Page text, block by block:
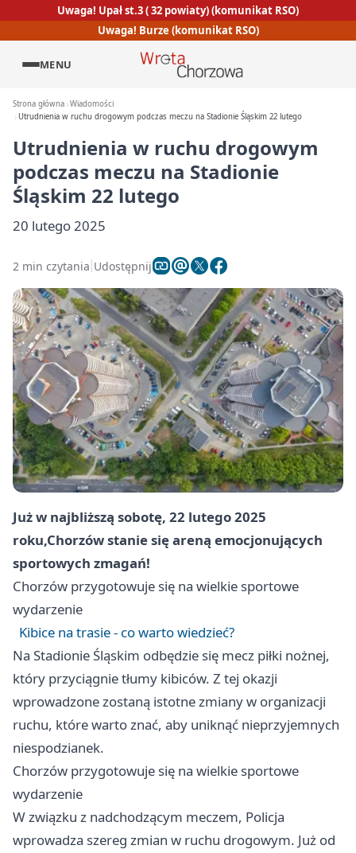
Uwaga! Upał st.3 ( 32 powiaty) (komunikat RSO)
Uwaga! Burze (komunikat RSO)
MENU
Strona główna Wiadomości
Utrudnienia w ruchu drogowym podczas meczu na Stadionie Śląskim 22 lutego
Utrudnienia w ruchu drogowym
podczas meczu na Stadionie
Śląskim 22 lutego
20 lutego 2025
2 min czytania Udostępnij
Już w najbliższą sobotę, 22 lutego 2025
roku,Chorzówstanie się areną emocjonujących
sportowych zmagań!
Chorzów przygotowuje się na wielkie sportowe
wydarzenie
Kibice na trasie - co warto wiedzieć?
Na Stadionie Śląskim odbędzie się mecz piłki nożnej,
który przyciągnie tłumy kibiców. Z tej okazji
wprowadzone zostaną istotne zmiany w organizacji
ruchu, które warto znać, aby uniknąć nieprzyjemnych
niespodzianek.
Chorzów przygotowuje się na wielkie sportowe
wydarzenie
W związku z nadchodzącym meczem, Policja
wprowadza szereg zmian w ruchu drogowym. Już od